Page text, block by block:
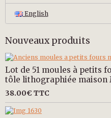
English
Nouveaux produits
Lot de 51 moules à petits
tôle lithographiée maison
38.00€ TTC